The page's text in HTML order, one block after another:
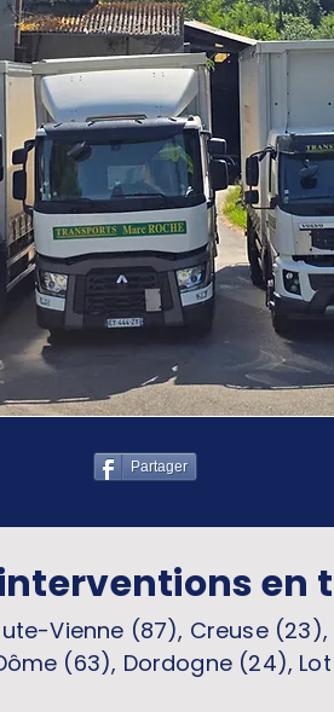
Partager
en
Vienne (87), Creuse
(63), Dordogne (24),